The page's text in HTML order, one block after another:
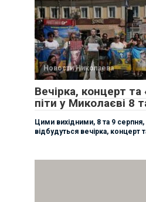
Новости Николаева
Вечірка, концерт та
піти у Миколаєві 8
Цими вихідними, 8 та 9 серпня,
відбудуться вечірка, концерт